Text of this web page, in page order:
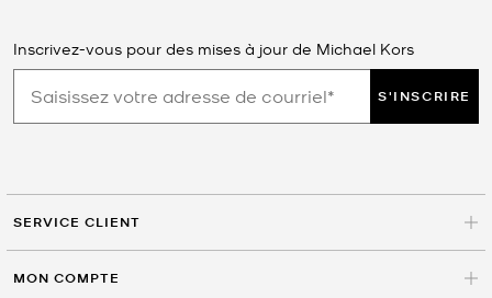
Inscrivez-vous pour des mises à jour de Michael Kors
S'INSCRIRE
SERVICE CLIENT
MON COMPTE